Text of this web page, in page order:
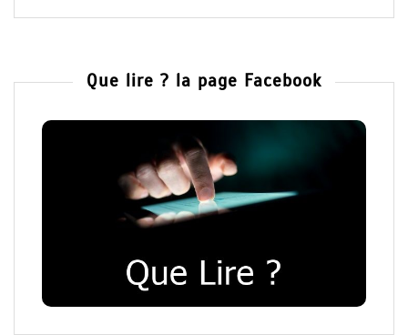
Que lire ? la page Facebook